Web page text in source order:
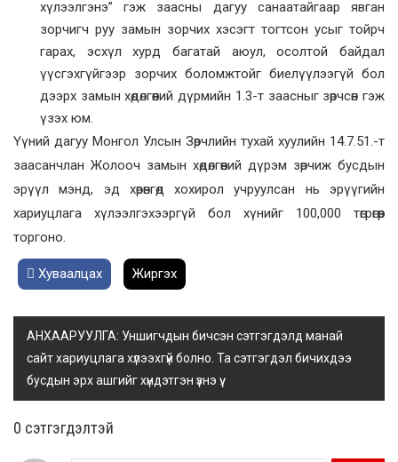
хүлээлгэнэ” гэж заасны дагуу санаатайгаар явган
зорчигч руу замын зорчих хэсэгт тогтсон усыг тойрч
гарах, эсхүл хурд багатай аюул, осолтой байдал
үүсгэхгүйгээр зорчих боломжтойг биелүүлээгүй бол
дээрх замын хөдөлгөөний дүрмийн 1.3-т заасныг зөрчсөн гэж
үзэх юм.
Үүний дагуу Монгол Улсын Зөрчлийн тухай хуулийн 14.7.51.-т
заасанчлан Жолооч замын хөдөлгөөний дүрэм зөрчиж бусдын
эрүүл мэнд, эд хөрөнгөд хохирол учруулсан нь эрүүгийн
хариуцлага хүлээлгэхээргүй бол хүнийг 100,000 төгрөгөөр
торгоно.
Хуваалцах Жиргэх
АНХААРУУЛГА: Уншигчдын бичсэн сэтгэгдэлд манай
сайт хариуцлага хүлээхгүй болно. Та сэтгэгдэл бичихдээ
бусдын эрх ашгийг хүндэтгэн үзнэ үү.
0 cэтгэгдэлтэй